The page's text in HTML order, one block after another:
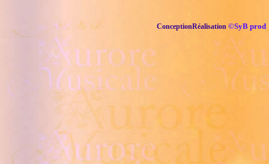
ConceptionRéalisation ©SyB prod